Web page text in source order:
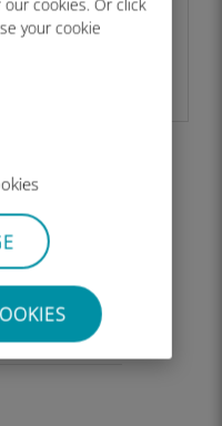
cookies. Or click
your cookie
?